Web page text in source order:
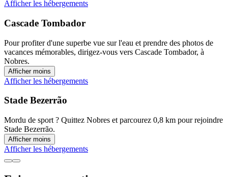
Afficher les hébergements
Cascade Tombador
Pour profiter d'une superbe vue sur l'eau et prendre des photos de
vacances mémorables, dirigez-vous vers Cascade Tombador, à
Nobres.
Afficher moins
Afficher les hébergements
Stade Bezerrão
Mordu de sport ? Quittez Nobres et parcourez 0,8 km pour rejoindre
Stade Bezerrão.
Afficher moins
Afficher les hébergements